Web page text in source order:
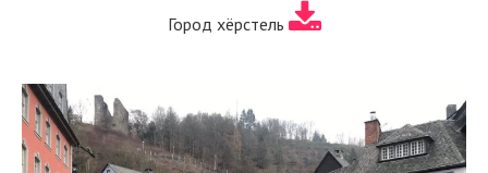
Город хёрстель